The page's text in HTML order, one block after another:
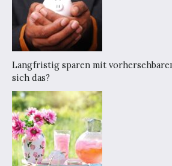
Langfristig sparen mit
sich das?